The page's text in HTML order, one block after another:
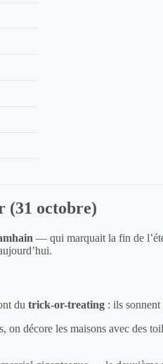
(31 octobre)
— qui marquait la fin de
du trick-or-treating : ils
on décore les maisons avec des